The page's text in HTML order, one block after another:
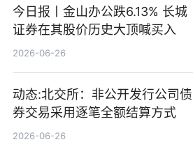
今日报丨金山办公跌6.13% 长城
证券在其股价历史大顶喊买入
2026-06-26
动态:北交所：非公开发行公司债
券交易采用逐笔全额结算方式
2026-06-26